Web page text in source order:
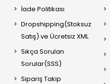
İade Politikası
Dropshipping(Stoksuz
Satış) ve Ücretsiz XML
Sıkça Sorulan
Sorular(SSS)
Sipariş Takip